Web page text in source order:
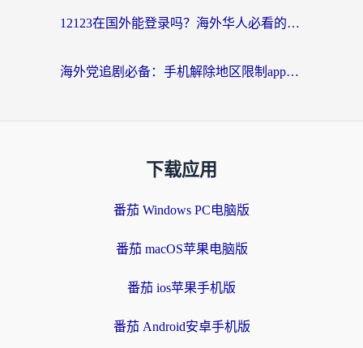
12123在国外能登录吗？海外华人必看的回国加速实用指南
海外党追剧必备：手机解除地区限制app怎么选？解决央视视频&国内剧地区限制全指南
下载应用
番茄 Windows PC电脑版
番茄 macOS苹果电脑版
番茄 ios苹果手机版
番茄 Android安卓手机版